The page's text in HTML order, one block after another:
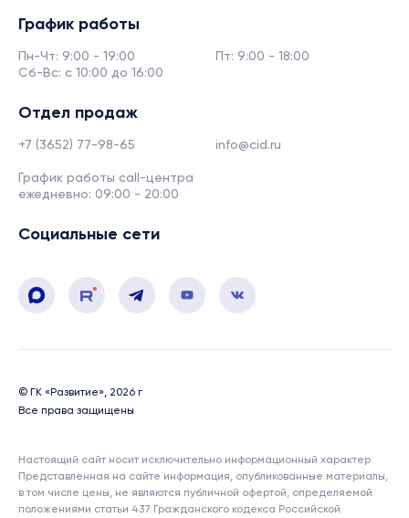
График работы
Пн-Чт: 9:00 - 19:00
Пт: 9:00 - 18:00
Сб-Вс: с 10:00 до 16:00
Отдел продаж
+7 (3652) 77-98-65 info@cid.ru
График работы call-центра
ежедневно: 09:00 - 20:00
Социальные сети
© ГК «Развитие», 2026 г
Все права защищены
Настоящий сайт носит исключительно информационный характер.
Представленная на сайте информация, опубликованные материалы,
в том числе цены, не являются публичной офертой, определяемой
положениями статьи 437 Гражданского кодекса Российской